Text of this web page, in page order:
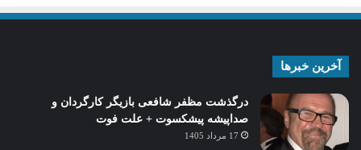
آخرین خبرها
درگذشت مظفر شافعی بازیگر کارگردان و
صداپیشه پیشکسوت + علت فوت
17 مرداد 1405